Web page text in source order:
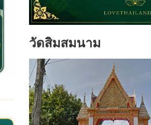
วัดสิมสมนาม